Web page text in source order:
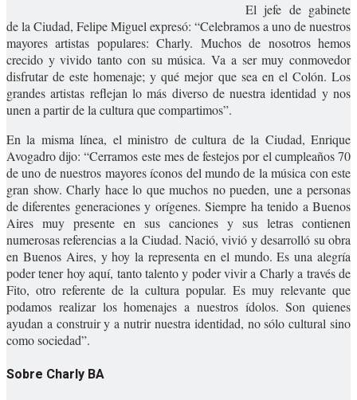
El jefe de gabinete
de la Ciudad, Felipe Miguel expresó: “Celebramos a uno de nuestros
mayores artistas populares: Charly. Muchos de nosotros hemos
crecido y vivido tanto con su música. Va a ser muy conmovedor
disfrutar de este homenaje; y qué mejor que sea en el Colón. Los
grandes artistas reflejan lo más diverso de nuestra identidad y nos
unen a partir de la cultura que compartimos”.
En la misma línea, el ministro de cultura de la Ciudad, Enrique
Avogadro dijo: “Cerramos este mes de festejos por el cumpleaños 70
de uno de nuestros mayores íconos del mundo de la música con este
gran show. Charly hace lo que muchos no pueden, une a personas
de diferentes generaciones y orígenes. Siempre ha tenido a Buenos
Aires muy presente en sus canciones y sus letras contienen
numerosas referencias a la Ciudad. Nació, vivió y desarrolló su obra
en Buenos Aires, y hoy la representa en el mundo. Es una alegría
poder tener hoy aquí, tanto talento y poder vivir a Charly a través de
Fito, otro referente de la cultura popular. Es muy relevante que
podamos realizar los homenajes a nuestros ídolos. Son quienes
ayudan a construir y a nutrir nuestra identidad, no sólo cultural sino
como sociedad”.
Sobre Charly BA